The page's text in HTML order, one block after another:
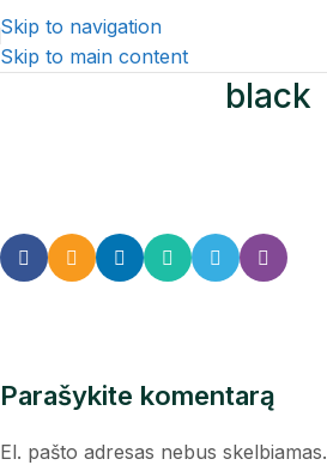
Skip to navigation
Skip to main content
black
Parašykite komentarą
El. pašto adresas nebus skelbiamas.